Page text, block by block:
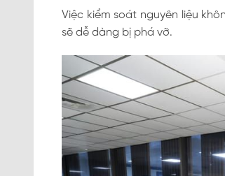
Việc kiểm soát nguyên liệu
sẽ dễ dàng bị phá vỡ.